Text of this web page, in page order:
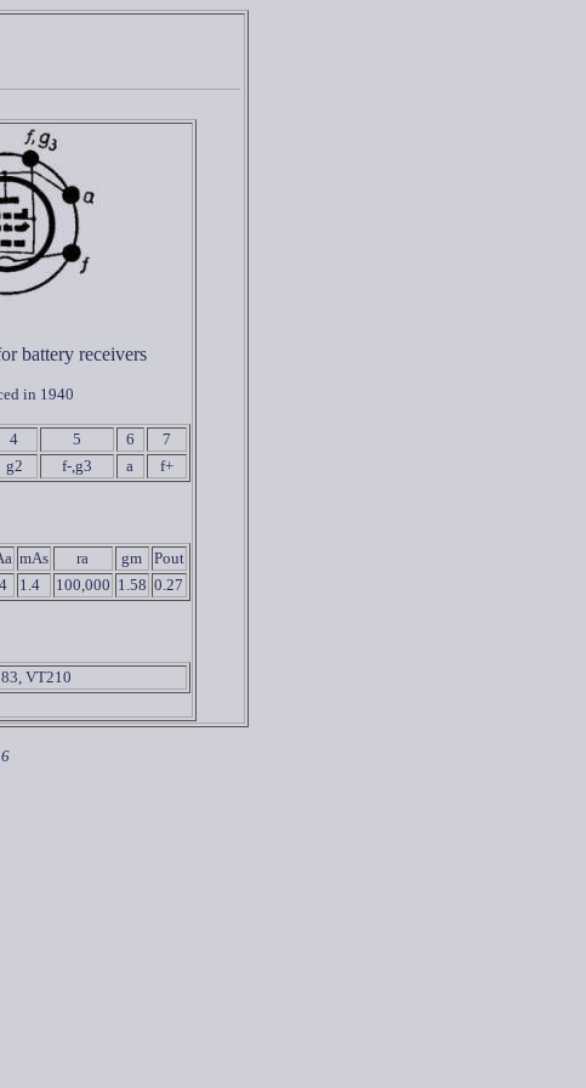
battery receivers
in 1940
4 5 6
7
g2 f-,g3 a f+
mAs ra gm
Pout
1.4 100,000 1.58 0.27
VT210